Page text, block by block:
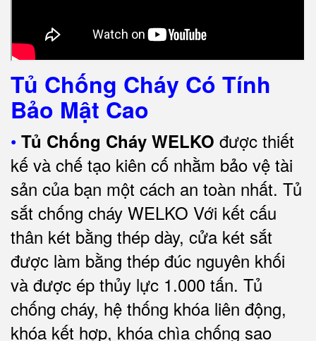
Tủ Chống Cháy Có Tính
Bảo Mật Cao
• Tủ Chống Cháy WELKO được thiết
kế và chế tạo kiên cố nhằm bảo vệ tài
sản của bạn một cách an toàn nhất. Tủ
sắt chống cháy WELKO Với kết cấu
thân két bằng thép dày, cửa két sắt
được làm bằng thép đúc nguyên khối
và được ép thủy lực 1.000 tấn. Tủ
chống cháy, hệ thống khóa liên động,
khóa kết hợp, khóa chìa chống sao